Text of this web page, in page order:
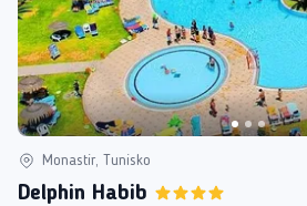
Monastir, Tunisko
Delphin Habib